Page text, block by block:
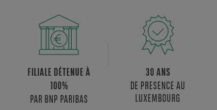
FILIALE DÉTENUE À
100%
PAR BNP PARIBAS
30 ANS
DE PRESENCE AU
LUXEMBOURG